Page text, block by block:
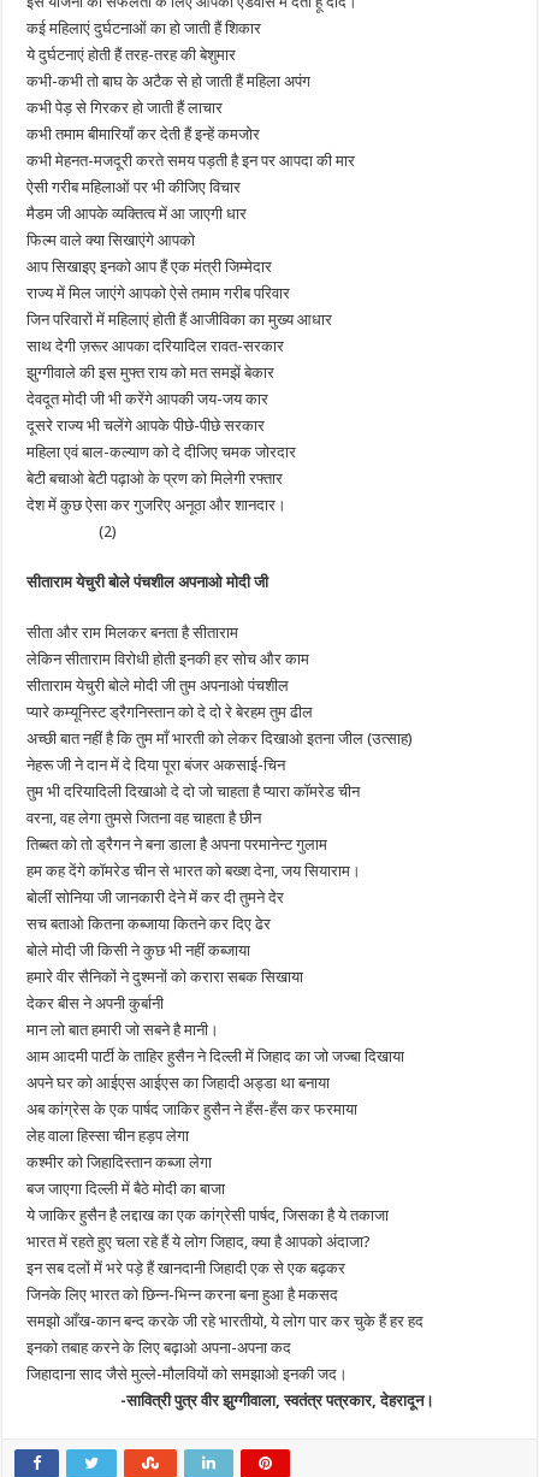
कई महिलाएं दुर्घटनाओं का हो जाती हैं शिकार
ये दुर्घटनाएं होती हैं तरह-तरह की बेशुमार
कभी-कभी तो बाघ के अटैक से हो जाती हैं महिला अपंग
कभी पेड़ से गिरकर हो जाती हैं लाचार
कभी तमाम बीमारियाँ कर देती हैं इन्हें कमजोर
कभी मेहनत-मजदूरी करते समय पड़ती है इन पर आपदा की मार
ऐसी गरीब महिलाओं पर भी कीजिए विचार
मैडम जी आपके व्यक्तित्व में आ जाएगी धार
फिल्म वाले क्या सिखाएंगे आपको
आप सिखाइए इनको आप हैं एक मंत्री जिम्मेदार
राज्य में मिल जाएंगे आपको ऐसे तमाम गरीब परिवार
जिन परिवारों में महिलाएं होती हैं आजीविका का मुख्य आधार
साथ देगी ज़रूर आपका दरियादिल रावत-सरकार
झुग्गीवाले की इस मुफ्त राय को मत समझें बेकार
देवदूत मोदी जी भी करेंगे आपकी जय-जय कार
दूसरे राज्य भी चलेंगे आपके पीछे-पीछे सरकार
महिला एवं बाल-कल्याण को दे दीजिए चमक जोरदार
बेटी बचाओ बेटी पढ़ाओ के प्रण को मिलेगी रफ्तार
देश में कुछ ऐसा कर गुजरिए अनूठा और शानदार।
(2)
सीताराम येचुरी बोले पंचशील अपनाओ मोदी जी
सीता और राम मिलकर बनता है सीताराम
लेकिन सीताराम विरोधी होती इनकी हर सोच और काम
सीताराम येचुरी बोले मोदी जी तुम अपनाओ पंचशील
प्यारे कम्यूनिस्ट ड्रैगनिस्तान को दे दो रे बेरहम तुम ढील
अच्छी बात नहीं है कि तुम माँ भारती को लेकर दिखाओ इतना जील (उत्साह)
नेहरू जी ने दान में दे दिया पूरा बंजर अकसाई-चिन
तुम भी दरियादिली दिखाओ दे दो जो चाहता है प्यारा कॉमरेड चीन
वरना, वह लेगा तुमसे जितना वह चाहता है छीन
तिब्बत को तो ड्रैगन ने बना डाला है अपना परमानेन्ट गुलाम
हम कह देंगे कॉमरेड चीन से भारत को बख्श देना, जय सियाराम।
बोलीं सोनिया जी जानकारी देने में कर दी तुमने देर
सच बताओ कितना कब्जाया कितने कर दिए ढेर
बोले मोदी जी किसी ने कुछ भी नहीं कब्जाया
हमारे वीर सैनिकों ने दुश्मनों को करारा सबक सिखाया
देकर बीस ने अपनी कुर्बानी
मान लो बात हमारी जो सबने है मानी।
आम आदमी पार्टी के ताहिर हुसैन ने दिल्ली में जिहाद का जो जज्बा दिखाया
अपने घर को आईएस आईएस का जिहादी अड्डा था बनाया
अब कांग्रेस के एक पार्षद जाकिर हुसैन ने हँस-हँस कर फरमाया
लेह वाला हिस्सा चीन हड़प लेगा
कश्मीर को जिहादिस्तान कब्जा लेगा
बज जाएगा दिल्ली में बैठे मोदी का बाजा
ये जाकिर हुसैन है लद्दाख का एक कांग्रेसी पार्षद, जिसका है ये तकाजा
भारत में रहते हुए चला रहे हैं ये लोग जिहाद, क्या है आपको अंदाजा?
इन सब दलों में भरे पड़े हैं खानदानी जिहादी एक से एक बढ़कर
जिनके लिए भारत को छिन्न-भिन्न करना बना हुआ है मकसद
समझो आँख-कान बन्द करके जी रहे भारतीयो, ये लोग पार कर चुके हैं हर हद
इनको तबाह करने के लिए बढ़ाओ अपना-अपना कद
जिहादाना साद जैसे मुल्ले-मौलवियों को समझाओ इनकी जद।
-सावित्री पुत्र वीर झुग्गीवाला, स्वतंत्र पत्रकार, देहरादून।